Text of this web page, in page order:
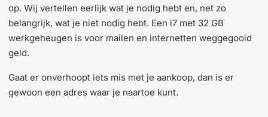
op. Wij vertellen eerlijk wat je nodig hebt en, net zo
belangrijk, wat je niet nodig hebt. Een i7 met 32 GB
werkgeheugen is voor mailen en internetten weggegooid
geld.
Gaat er onverhoopt iets mis met je aankoop, dan is er
gewoon een adres waar je naartoe kunt.